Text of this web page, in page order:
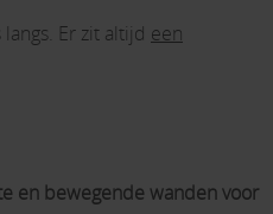
Er zit altijd een
en bewegende wanden voor